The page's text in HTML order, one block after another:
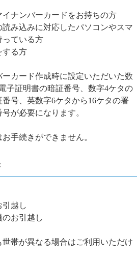
イナンバーカードをお持ちの方
読み込みに対応したパソコンやスマ
っている方
する方
カード作成時に設定いただいた数
子証明書の暗証番号、数字4ケタの
号、英数字6ケタから16ケタの署
が必要になります。
手続きができません。
引越し
お引越し
帯が異なる場合はご利用いただけ